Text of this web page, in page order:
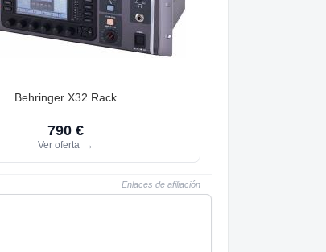
Behringer X32 Rack
790 €
Ver oferta →
Enlaces de afiliación